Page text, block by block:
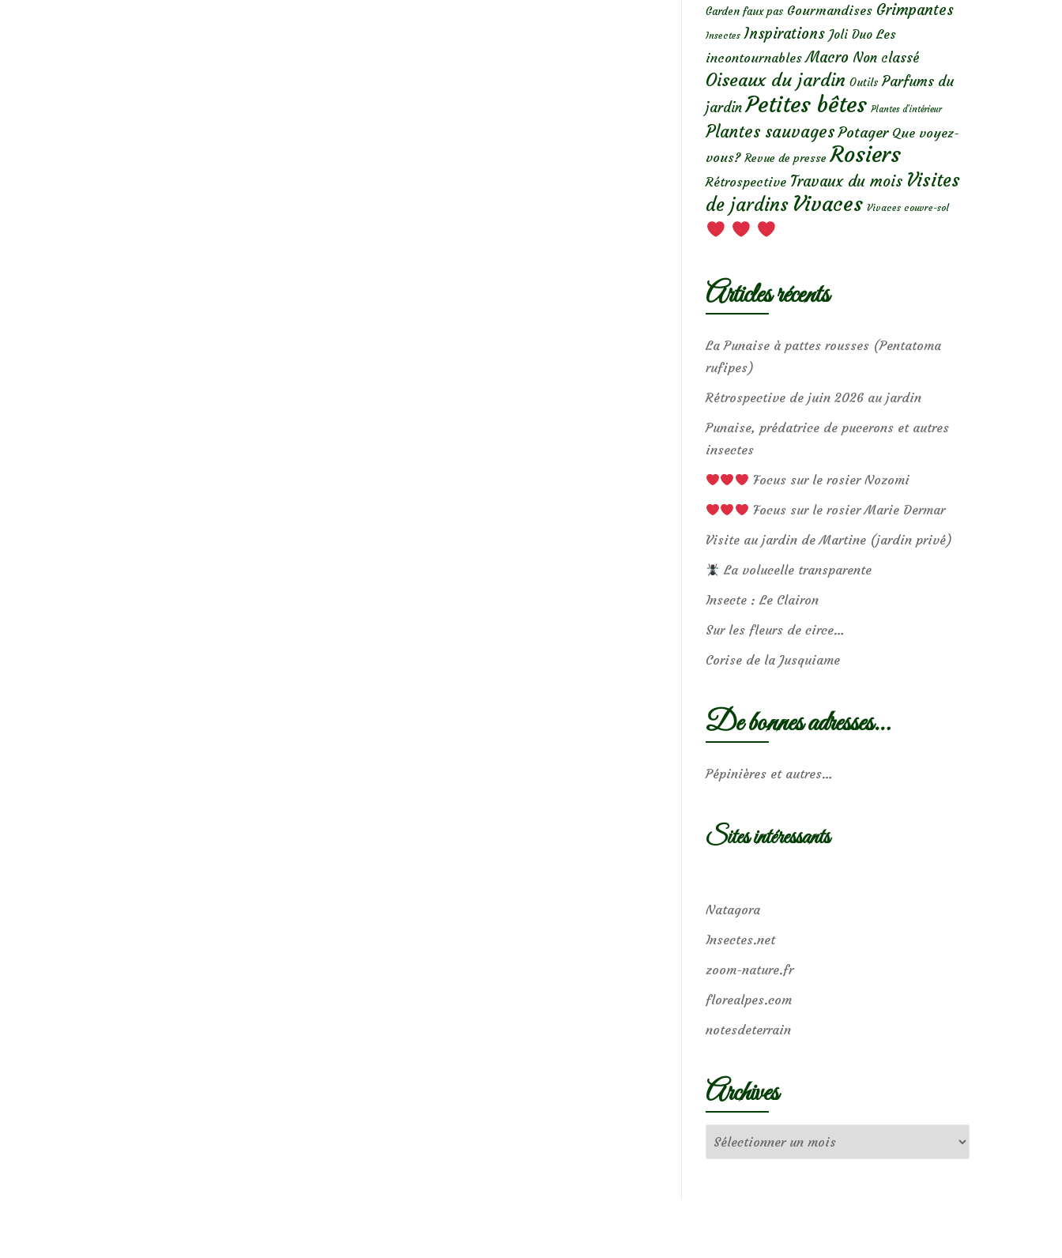
Garden faux pas Gourmandises Grimpantes
Insectes Inspirations Joli Duo Les
incontournables Macro Non classé
Oiseaux du jardin Outils Parfums du
jardin Petites bêtes Plantes d’intérieur
Plantes sauvages Potager Que voyez-
vous? Revue de presse Rosiers
Rétrospective Travaux du mois Visites
de jardins Vivaces Vivaces couvre-sol
Articles récents
La Punaise à pattes rousses (Pentatoma
rufipes)
Rétrospective de juin 2026 au jardin
Punaise, prédatrice de pucerons et autres
insectes
Focus sur le rosier Nozomi
Focus sur le rosier Marie Dermar
Visite au jardin de Martine (jardin privé)
La volucelle transparente
Insecte : Le Clairon
Sur les fleurs de circe…
Corise de la Jusquiame
De bonnes adresses…
Pépinières et autres…
Sites intéressants
Natagora
Insectes.net
zoom-nature.fr
florealpes.com
notesdeterrain
Archives
Archives